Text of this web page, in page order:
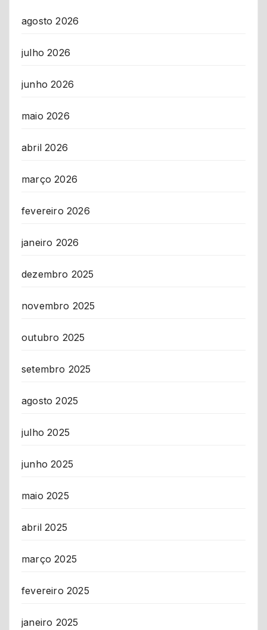
agosto 2026
julho 2026
junho 2026
maio 2026
abril 2026
março 2026
fevereiro 2026
janeiro 2026
dezembro 2025
novembro 2025
outubro 2025
setembro 2025
agosto 2025
julho 2025
junho 2025
maio 2025
abril 2025
março 2025
fevereiro 2025
janeiro 2025